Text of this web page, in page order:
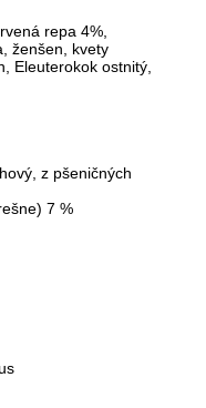
repa 4%,
ženšen, kvety
Eleuterokok ostnitý,
z pšeničných
7 %